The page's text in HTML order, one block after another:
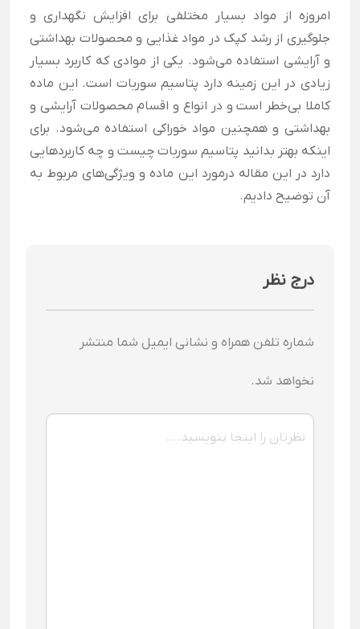
امروزه از مواد بسیار مختلفی برای افزایش نگهداری و
جلوگیری از رشد کپک در مواد غذایی و محصولات بهداشتی
و آرایشی استفاده می‌شود. یکی از موادی که کاربرد بسیار
زیادی در این زمینه دارد پتاسیم سوربات است. این ماده
کاملا بی‌خطر است و در انواع و اقسام محصولات آرایشی و
بهداشتی و همچنین مواد خوراکی استفاده می‌شود. برای
اینکه بهتر بدانید پتاسیم سوربات چیست و چه کاربرد‌هایی
دارد در این مقاله درمورد این ماده و ویژگی‌های مربوط به
آن توضیح دادیم.
درج نظر
شماره تلفن همراه و نشانی ایمیل شما منتشر
نخواهد شد.